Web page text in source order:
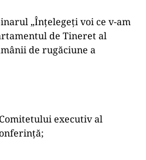
„Înțelegeți voi ce v-am
de Tineret al
de rugăciune a
executiv al